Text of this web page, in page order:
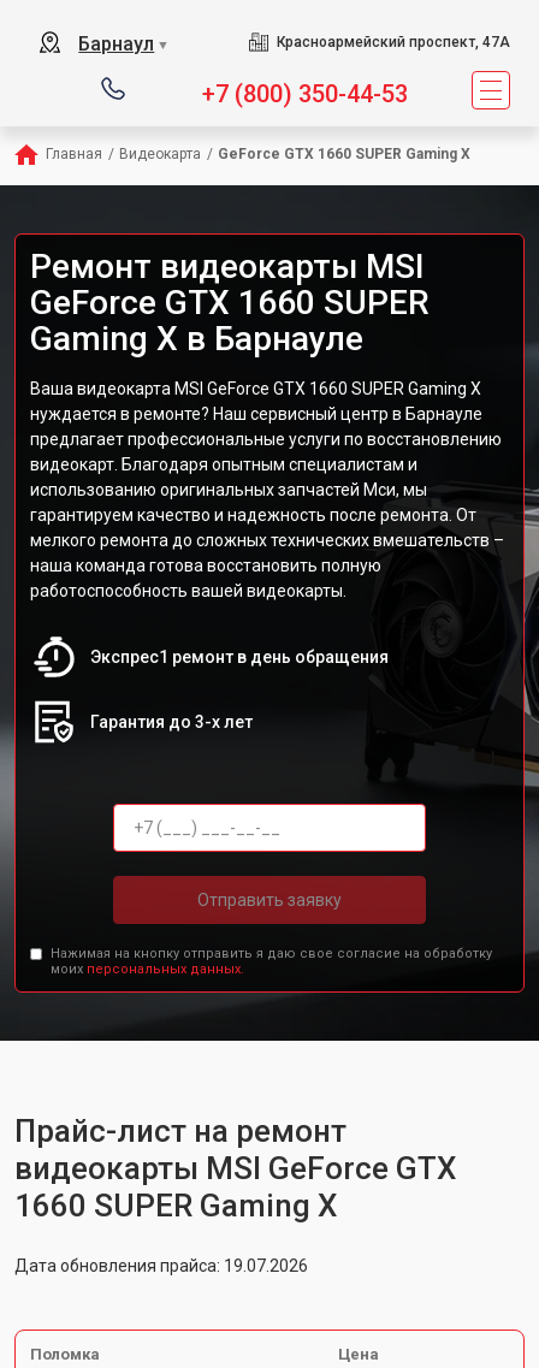
Барнаул ▼ Красноармейский проспект, 47А
+7 (800) 350-44-53
Главная / Видеокарта / GeForce GTX 1660 SUPER Gaming X
Ремонт видеокарты MSI
GeForce GTX 1660 SUPER
Gaming X в Барнауле
Ваша видеокарта MSI GeForce GTX 1660 SUPER Gaming X
нуждается в ремонте? Наш сервисный центр в Барнауле
предлагает профессиональные услуги по восстановлению
видеокарт. Благодаря опытным специалистам и
использованию оригинальных запчастей Мси, мы
гарантируем качество и надежность после ремонта. От
мелкого ремонта до сложных технических вмешательств –
наша команда готова восстановить полную
работоспособность вашей видеокарты.
Экспрес1 ремонт в день обращения
Гарантия до 3-х лет
Отправить заявку
Нажимая на кнопку отправить я даю свое согласие на обработку
моих персональных данных.
Прайс-лист на ремонт
видеокарты MSI GeForce GTX
1660 SUPER Gaming X
Дата обновления прайса: 19.07.2026
Поломка Цена